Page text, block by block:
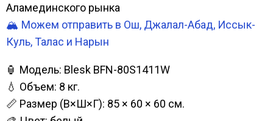
Аламединского рынка
🏔️ Можем отправить в Ош, Джалал-Абад, Иссык-
Куль, Талас и Нарын
🏮 Модель: Blesk BFN-80S1411W
💧 Объем: 8 кг.
📏 Размер (В×Ш×Г): 85 × 60 × 60 см.